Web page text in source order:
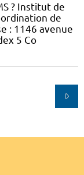
? Institut de
de
: 1146 avenue
5 Co